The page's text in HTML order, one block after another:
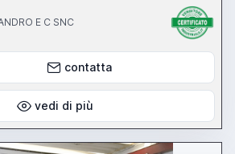
E C SNC
contatta
vedi di più